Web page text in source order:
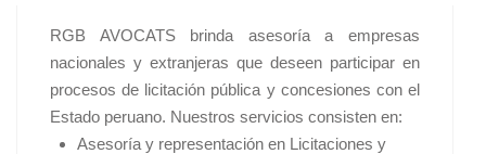
RGB AVOCATS brinda asesoría a empresas
nacionales y extranjeras que deseen participar en
procesos de licitación pública y concesiones con el
Estado peruano. Nuestros servicios consisten en:
Asesoría y representación en Licitaciones y